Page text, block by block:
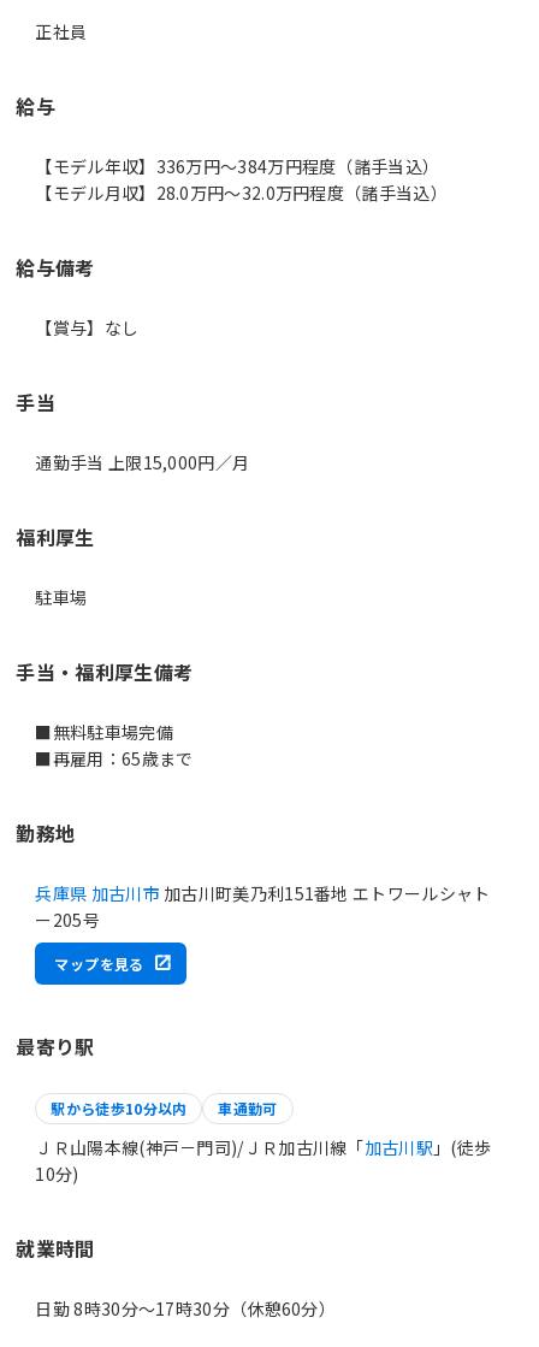
正社員
給与
【モデル年収】336万円〜384万円程度（諸手当込）
【モデル月収】28.0万円〜32.0万円程度（諸手当込）
給与備考
【賞与】なし
手当
通勤手当 上限15,000円／月
福利厚生
駐車場
手当・福利厚生備考
■無料駐車場完備
■再雇用：65歳まで
勤務地
兵庫県 加古川市 加古川町美乃利151番地 エトワールシャト
ー205号
マップを見る
最寄り駅
駅から徒歩10分以内 車通勤可
ＪＲ山陽本線(神戸－門司)/ＪＲ加古川線「加古川駅 」(徒歩
10分)
就業時間
日勤 8時30分〜17時30分（休憩60分）